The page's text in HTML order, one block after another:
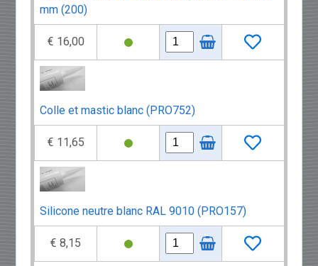
mm (200)
€ 16,00
Colle et mastic blanc (PRO752)
€ 11,65
Silicone neutre blanc RAL 9010 (PRO157)
€ 8,15